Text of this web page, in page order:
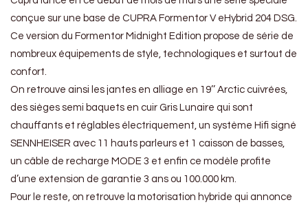
conçue sur une base de CUPRA Formentor V eHybrid 204 DSG.
Ce version du Formentor Midnight Edition propose de série de
nombreux équipements de style, technologiques et surtout de
confort.
On retrouve ainsi les jantes en alliage en 19’’ Arctic cuivrées,
des sièges semi baquets en cuir Gris Lunaire qui sont
chauffants et réglables électriquement, un système Hifi signé
SENNHEISER avec 11 hauts parleurs et 1 caisson de basses,
un câble de recharge MODE 3 et enfin ce modèle profite
d’une extension de garantie 3 ans ou 100.000 km.
Pour le reste, on retrouve la motorisation hybride qui annonce